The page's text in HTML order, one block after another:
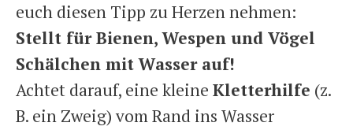
euch diesen Tipp zu Herzen nehmen:
Stellt für Bienen, Wespen und Vögel
Schälchen mit Wasser auf!
Achtet darauf, eine kleine Kletterhilfe (z.
B. ein Zweig) vom Rand ins Wasser